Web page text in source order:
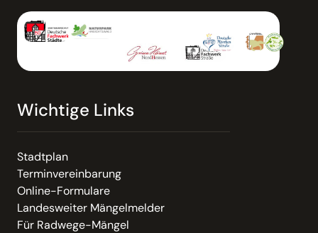
Wichtige Links
Stadtplan
Terminvereinbarung
Online-Formulare
Landesweiter Mängelmelder
Für Radwege-Mängel